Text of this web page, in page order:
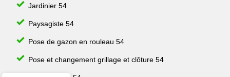
Jardinier 54
Paysagiste 54
Pose de gazon en rouleau 54
Pose et changement grillage et clôture 54